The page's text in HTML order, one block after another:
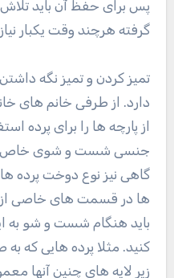
پس برای حفظ آن باید تلاش
گرفته هرچند وقت یکبار
تمیز کردن و تمیز نگه
دارد. از طرفی خانم های
از پارچه ها را برای پرده
جنسی شست و شوی خاص
گاهی نیز نوع دوخت پرده
ها در قسمت های خاصی از
باید هنگام شست و شو به
کنید. مثلا پرده هایی که
زیر لایه های چنین آنها